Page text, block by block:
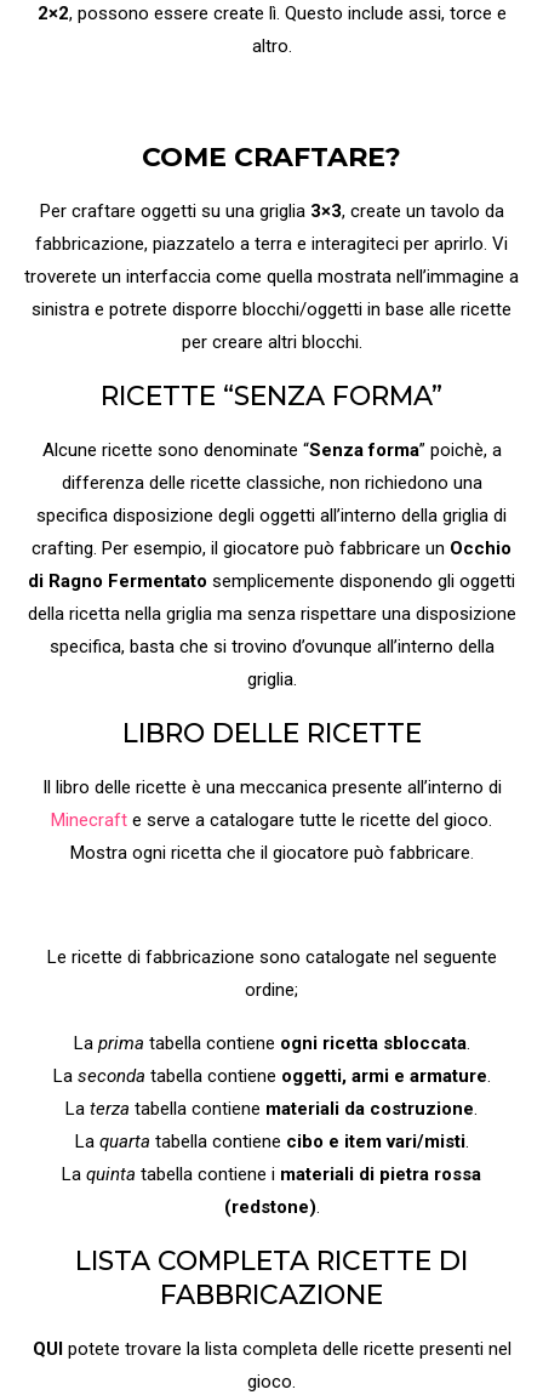
2×2, possono essere create lì. Questo include assi, torce e
altro.
COME CRAFTARE?
Per craftare oggetti su una griglia3×3, create un tavolo da
fabbricazione, piazzatelo a terra e interagiteci per aprirlo. Vi
troverete un interfaccia come quella mostrata nell’immagine a
sinistra e potrete disporre blocchi/oggetti in base alle ricette
per creare altri blocchi.
RICETTE “SENZA FORMA”
Alcune ricette sono denominate “Senza forma” poichè, a
differenza delle ricette classiche, non richiedono una
specifica disposizione degli oggetti all’interno della griglia di
crafting. Per esempio, il giocatore può fabbricare un Occhio
di Ragno Fermentato semplicemente disponendo gli oggetti
della ricetta nella griglia ma senza rispettare una disposizione
specifica, basta che si trovino d’ovunque all’interno della
griglia.
LIBRO DELLE RICETTE
Il libro delle ricette è una meccanica presente all’interno di
Minecraft e serve a catalogare tutte le ricette del gioco.
Mostra ogni ricetta che il giocatore può fabbricare.
Le ricette di fabbricazione sono catalogate nel seguente
ordine;
La prima tabella contiene ogni ricetta sbloccata.
La seconda tabella contiene oggetti, armi e armature.
La terza tabella contiene materiali da costruzione.
La quarta tabella contiene cibo e item vari/misti.
La quinta tabella contiene i materiali di pietra rossa
(redstone).
LISTA COMPLETA RICETTE DI
FABBRICAZIONE
QUIpotete trovare la lista completa delle ricette presenti nel
gioco.